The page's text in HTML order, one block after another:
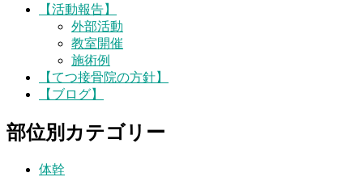
【活動報告】
外部活動
教室開催
施術例
【てつ接骨院の方針】
【ブログ】
部位別カテゴリー
体幹